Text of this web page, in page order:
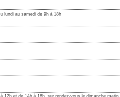
lundi au samedi de 9h à 18h
12h et de 14h à 18h, sur rendez-vous le dimanche matin,